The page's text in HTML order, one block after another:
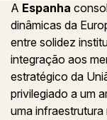
A Espanha
dinâmicas da
entre solidez
integração aos
estratégico da
privilegiado a um
uma